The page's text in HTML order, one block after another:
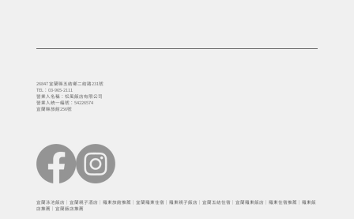
26847 宜蘭縣五結鄉二結路231號
TEL：03-965-2111
營業人名稱：松風飯店有限公司
營業人統一編號：54226574
宜蘭縣旅館256號
宜蘭泳池飯店｜宜蘭親子酒店｜羅東旅館推薦｜宜蘭羅東住宿｜羅東親子飯店｜宜蘭五結住宿｜宜蘭羅東飯店｜羅東住宿推薦｜羅東飯
店推薦｜宜蘭飯店推薦